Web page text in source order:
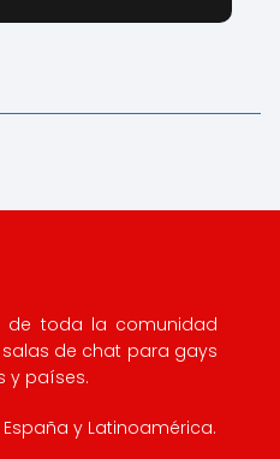
de toda la comunidad
de chat para gays
y países.
y Latinoamérica.